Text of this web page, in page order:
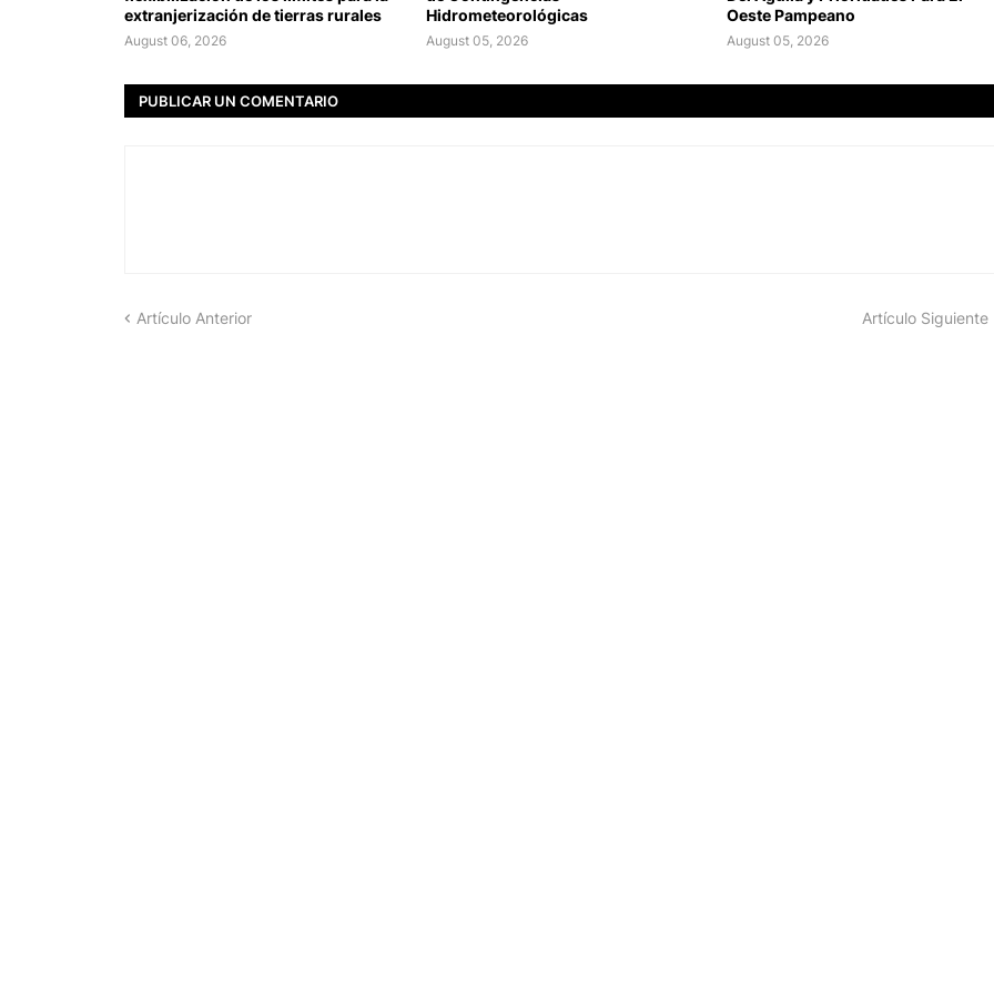
extranjerización de tierras rurales
August 06, 2026
Hidrometeorológicas
August 05, 2026
Oeste Pampeano
August 05, 2026
PUBLICAR UN COMENTARIO
Artículo Anterior Artículo Siguiente